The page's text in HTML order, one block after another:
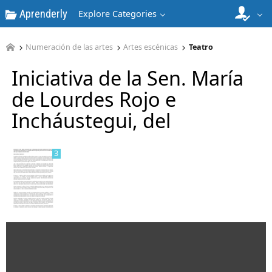
Aprenderly Explore Categories
Numeración de las artes Artes escénicas Teatro
Iniciativa de la Sen. María
de Lourdes Rojo e
Incháustegui, del
2
3